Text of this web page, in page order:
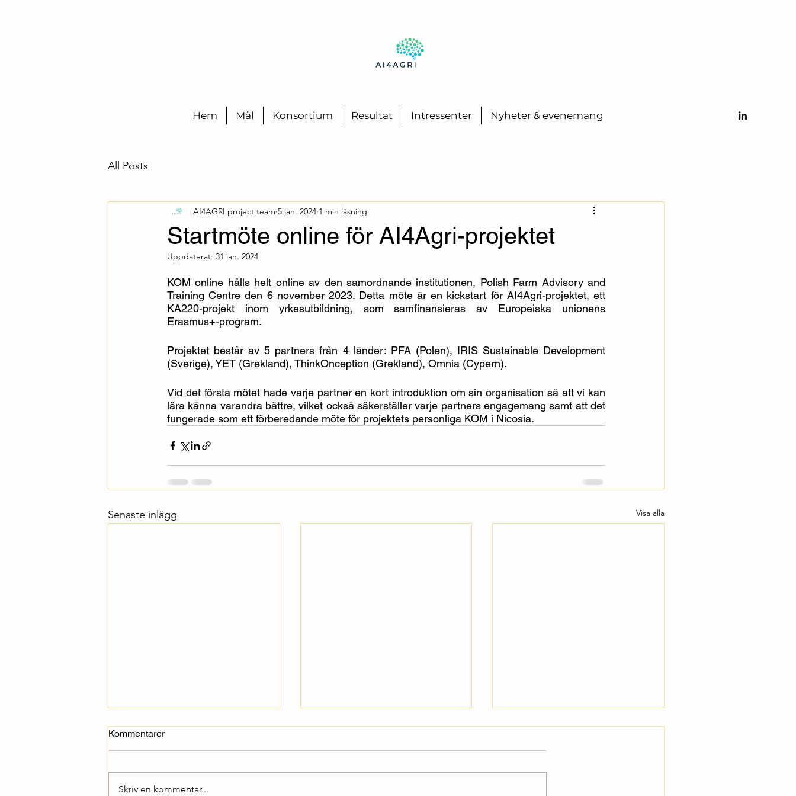
Hem Mål Konsortium Resultat Intressenter Nyheter & evenemang
All Posts
Startmöte online för AI4Agri-projektet
AI4AGRI project team 5 jan. 2024 1 min läsning
Uppdaterat: 31 jan. 2024
KOM online hålls helt online av den samordnande institutionen, Polish Farm Advisory and
Training Centre den 6 november 2023. Detta möte är en kickstart för AI4Agri-projektet, ett
KA220-projekt inom yrkesutbildning, som samfinansieras av Europeiska unionens
Erasmus+-program.
Projektet består av 5 partners från 4 länder: PFA (Polen), IRIS Sustainable Development
(Sverige), YET (Grekland), ThinkOnception (Grekland), Omnia (Cypern).
Vid det första mötet hade varje partner en kort introduktion om sin organisation så att vi kan
lära känna varandra bättre, vilket också säkerställer varje partners engagemang samt att det
fungerade som ett förberedande möte för projektets personliga KOM i Nicosia.
Senaste inlägg Visa alla
Kommentarer
Skriv en kommentar...